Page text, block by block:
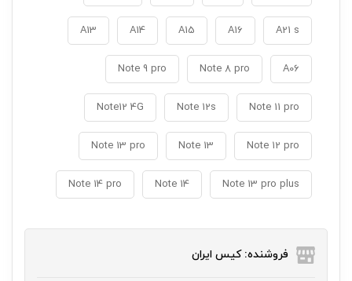
A21 s
A16
A15
A14
A13
A06
Note 8 pro
Note 9 pro
Note 11 pro
Note 12s
Note12 4G
Note 12 pro
Note 13
Note 13 pro
Note 13 pro plus
Note 14
Note 14 pro
فروشنده: کیس ایران